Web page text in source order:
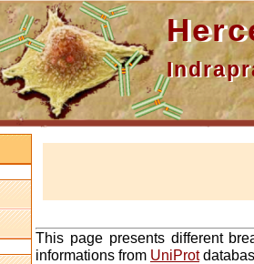
This page presents different
informations from UniProt